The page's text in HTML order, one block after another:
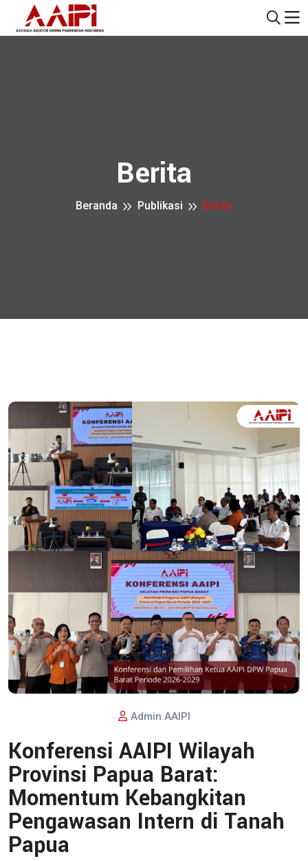
Berita
Beranda Publikasi Berita
Admin AAIPI
Konferensi AAIPI Wilayah
Provinsi Papua Barat:
Momentum Kebangkitan
Pengawasan Intern di Tanah
Papua